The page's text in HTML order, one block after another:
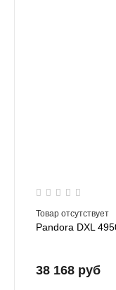
Товар отсутствует
Pandora DXL
38 168 руб